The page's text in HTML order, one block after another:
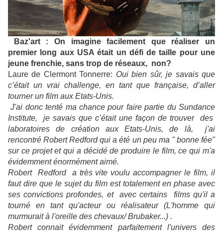
Baz'art : On imagine facilement que réaliser un
premier long aux USA était un défi de taille pour une
jeune frenchie, sans trop de réseaux, non?
Laure de Clermont Tonnerre: Oui bien sûr, je savais que
c’était un vrai challenge, en tant que française, d’aller
tourner un film aux Etats-Unis.
J'ai donc tenté ma chance pour faire partie du Sundance
Institute, je savais que c’était une façon de trouver des
laboratoires de création aux Etats-Unis, de là, j'ai
rencontré Robert Redford qui a été un peu ma " bonne fée"
sur ce projet et qui a décidé de produire le film, ce qui m'a
évidemment énormément aimé.
Robert Redford a très vite voulu accompagner le film, il
faut dire que le sujet du film est totalement en phase avec
ses convictions profondes, et avec certains films qu'il a
tourné en tant qu'acteur ou réalisateur (L'homme qui
murmurait à l'oreille des chevaux/ Brubaker...) .
Robert connait évidemment parfaitement l'univers des